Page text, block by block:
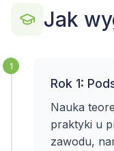
Jak
1
Rok 1:
Nauka
praktyki u
zawodu,